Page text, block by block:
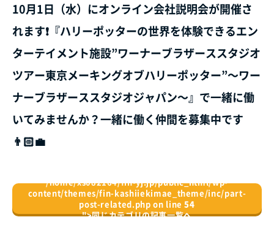
10月1日（水）にオンライン会社説明会が開催さ
れます❗『ハリーポッターの世界を体験できるエン
ターテイメント施設”ワーナーブラザーススタジオ
ツアー東京メーキングオブハリーポッター”～ワー
ナーブラザーススタジオジャパン～』で一緒に働
いてみませんか？一緒に働く仲間を募集中です
👨🏻‍💼
/home/xs082164/fin-yj.jp/public_html/wp-
content/themes/fin-kashiiekimae_theme/inc/part-
post-related.php on line54
">同じカテゴリの記事⼀覧へ